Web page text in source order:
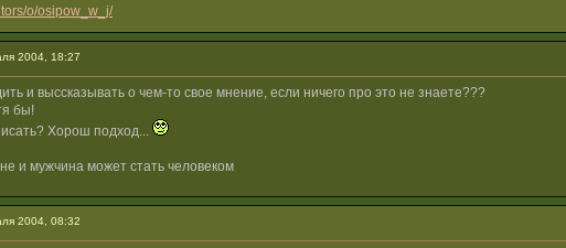
o/osipow_w_j/
2004, 18:27
и выссказывать о чем-то свое мнение, если ничего про это не знаете???
бы!
Хорош подход...
и мужчина может стать человеком
2004, 08:32